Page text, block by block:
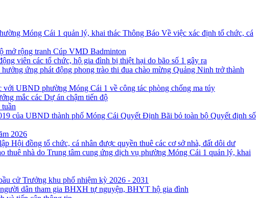
Thông Báo Về việc xác định tổ chức, cá
mở rộng tranh Cúp VMD Badminton
viên các tổ chức, hộ gia đình bị thiệt hại do bão số 1 gây ra
ứng phát động phong trào thi đua chào mừng Quảng Ninh trở thành
với UBND phường Móng Cái 1 về công tác phòng chống ma túy
mắc các Dự án chậm tiến độ
Quyết Định Bãi bỏ toàn bộ Quyết định số
2026
Hội đồng tổ chức, cá nhân được quyền thuê các cơ sở nhà, đất dôi dư
thuê nhà do Trung tâm cung ứng dịch vụ phường Móng Cái 1 quản lý, khai
cử Trưởng khu phố nhiệm kỳ 2026 - 2031
dân tham gia BHXH tự nguyện, BHYT hộ gia đình